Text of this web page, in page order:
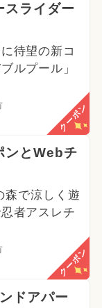
ライダー
待望の新コ
ルプール」
クーポン
ンとWebチ
森で涼しく遊
者アスレチ
クーポン
ドアパー